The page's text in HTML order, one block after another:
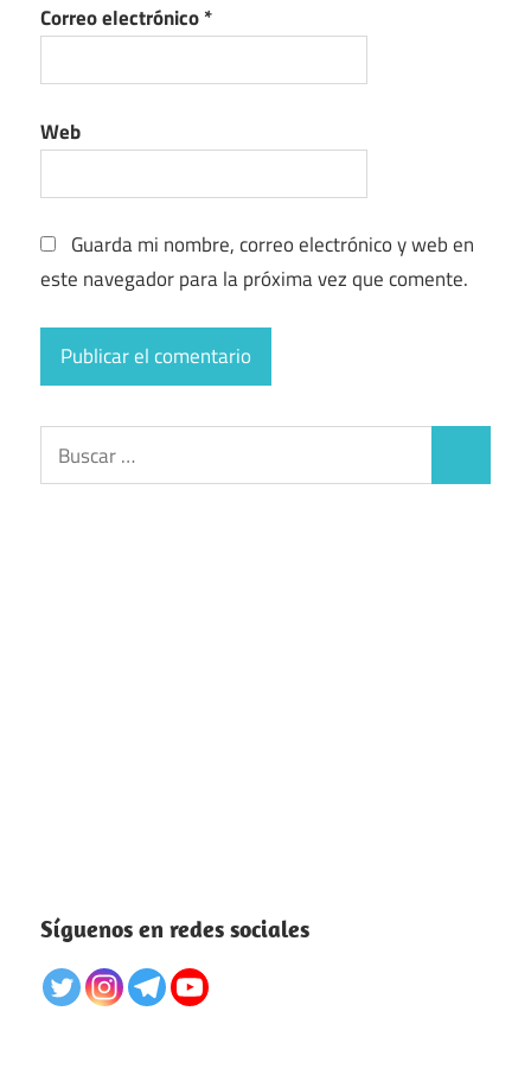
Correo electrónico*
Web
Guarda mi nombre, correo electrónico y web en
este navegador para la próxima vez que comente.
Buscar:
Síguenos en redes sociales